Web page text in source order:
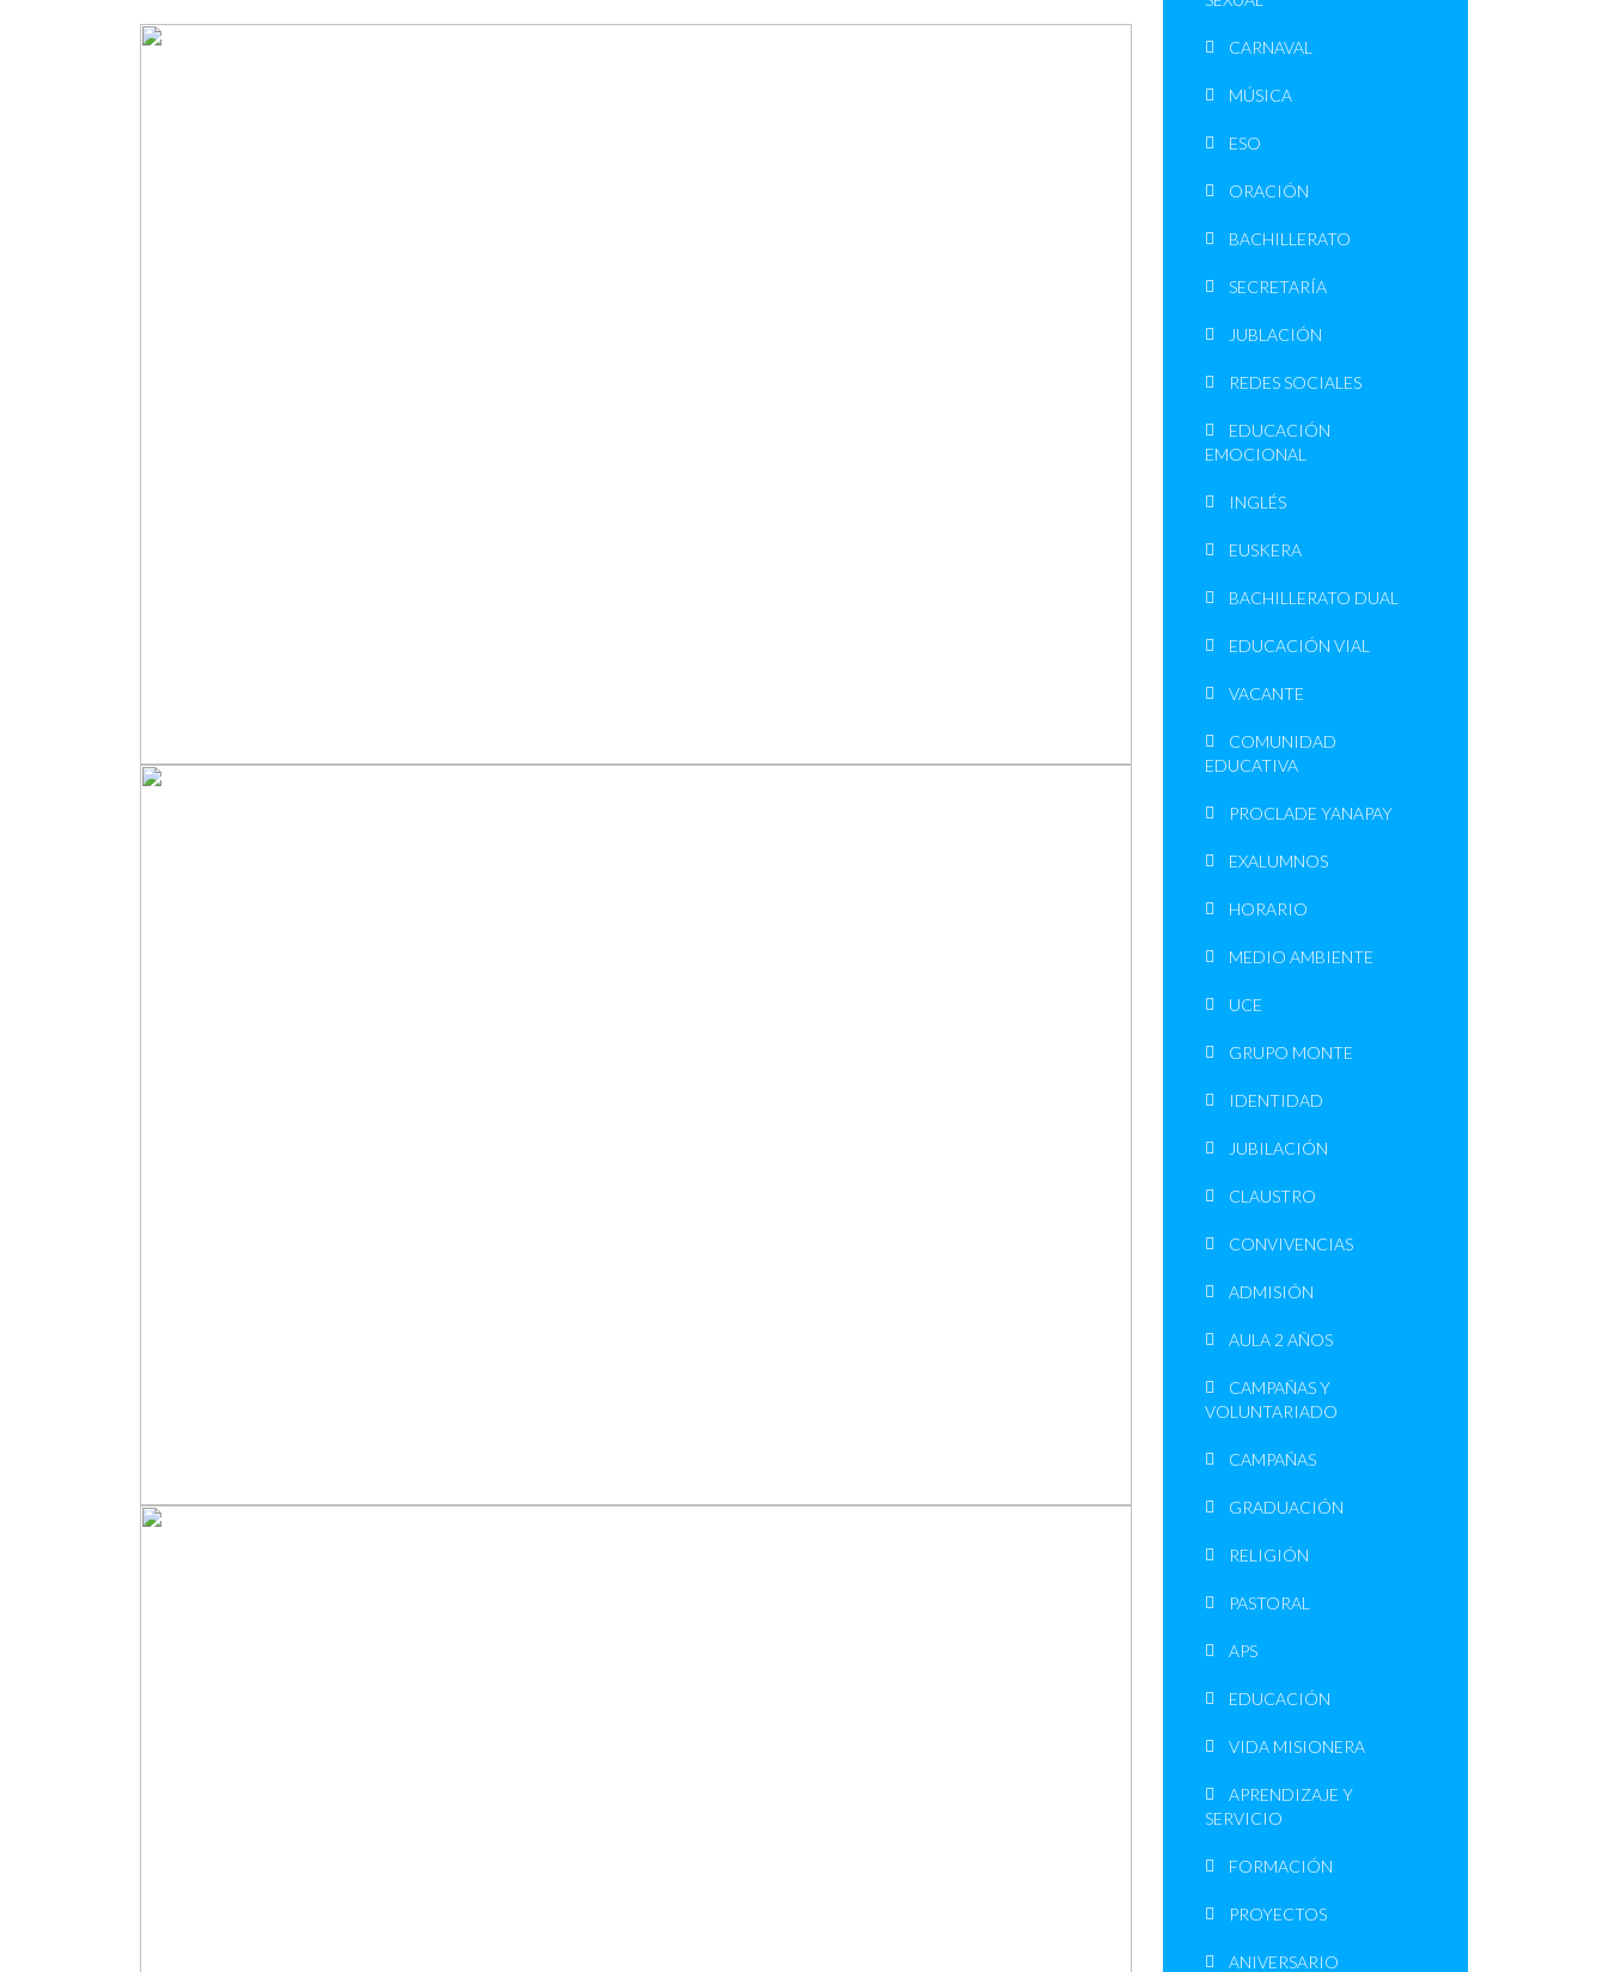
CARNAVAL
MÚSICA
ESO
ORACIÓN
BACHILLERATO
SECRETARÍA
JUBLACIÓN
REDES SOCIALES
EDUCACIÓN
EMOCIONAL
INGLÉS
EUSKERA
BACHILLERATO DUAL
EDUCACIÓN VIAL
VACANTE
COMUNIDAD
EDUCATIVA
PROCLADE YANAPAY
EXALUMNOS
HORARIO
MEDIO AMBIENTE
UCE
GRUPO MONTE
IDENTIDAD
JUBILACIÓN
CLAUSTRO
CONVIVENCIAS
ADMISIÓN
AULA 2 AÑOS
CAMPAÑAS Y
VOLUNTARIADO
CAMPAÑAS
GRADUACIÓN
RELIGIÓN
PASTORAL
APS
EDUCACIÓN
VIDA MISIONERA
APRENDIZAJE Y
SERVICIO
FORMACIÓN
PROYECTOS
ANIVERSARIO